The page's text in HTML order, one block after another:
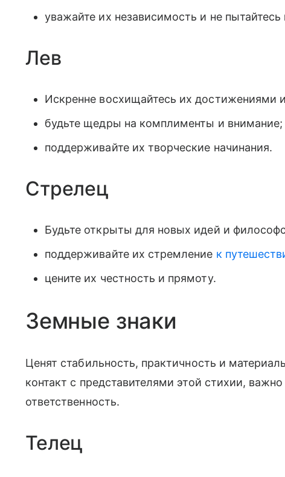
уважайте их независимость и не пытайтесь
Лев
Искренне восхищайтесь их достижениями
будьте щедры на комплименты и внимание;
поддерживайте их творческие начинания.
Стрелец
Будьте открыты для новых идей и
поддерживайте их стремление к
цените их честность и прямоту.
Земные знаки
Ценят стабильность, практичность и
контакт с представителями этой стихии,
ответственность.
Телец